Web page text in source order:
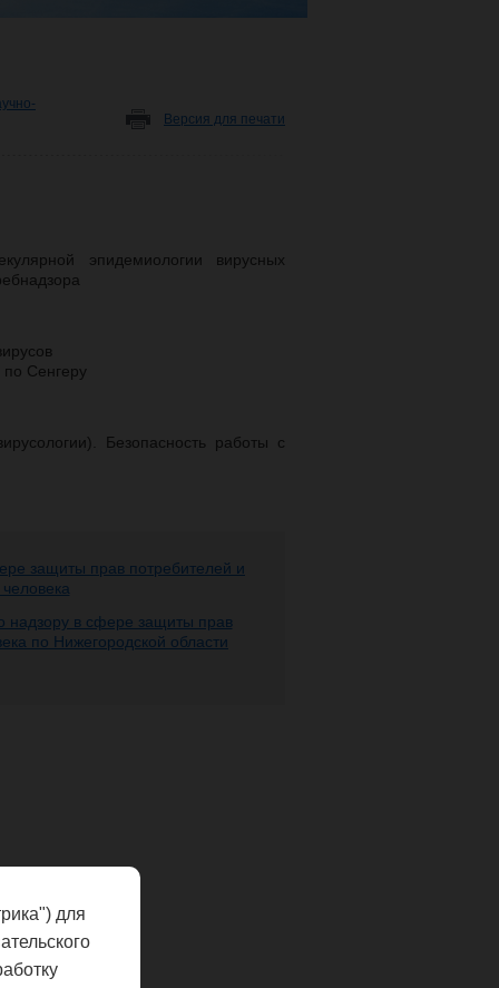
Версия для печати
эпидемиологии вирусных
Сенгеру
Безопасность работы с
защиты прав потребителей и
надзору в сфере защиты прав
по Нижегородской области
для